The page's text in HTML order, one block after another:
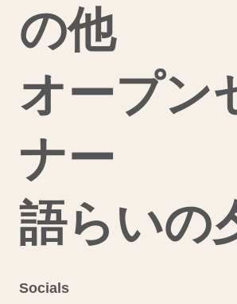
の他
オープン
ナー
語らいの
Socials